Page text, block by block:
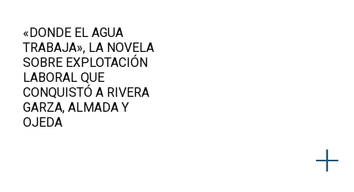
«DONDE EL AGUA
TRABAJA», LA NOVELA
SOBRE EXPLOTACIÓN
LABORAL QUE
CONQUISTÓ A RIVERA
GARZA, ALMADA Y
OJEDA